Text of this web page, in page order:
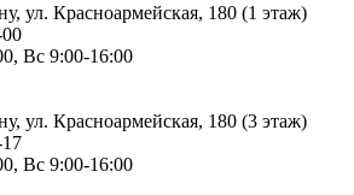
ул. Красноармейская, 180 (1 этаж)
Вс 9:00-16:00
ул. Красноармейская, 180 (3 этаж)
Вс 9:00-16:00